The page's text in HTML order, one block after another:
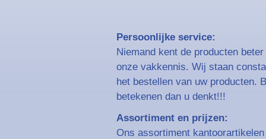
Persoonlijke service:
Niemand kent de producten
onze vakkennis. Wij staan
het bestellen van uw producten.
betekenen dan u denkt!!!
Assortiment en prijzen:
Ons assortiment